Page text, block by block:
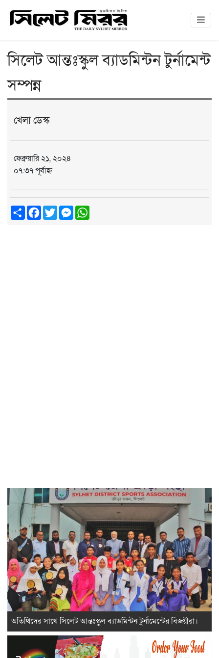
সিলেট আন্তঃস্কুল ব্যাডমিন্টন টুর্নামেন্ট
সম্পন্ন
খেলা ডেস্ক
ফেব্রুয়ারি ২১, ২০২৪
০৭:৩৭ পূর্বাহ্ন
ShareFacebook
TwitterMessenger
অতিথিদের সাথে সিলেট আন্তঃস্কুল ব্যাডমিন্টন টুর্নামেন্টের বিজয়ীরা।